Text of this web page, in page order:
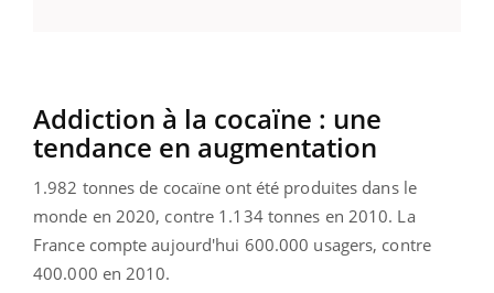
Addiction à la cocaïne : une
tendance en augmentation
1.982 tonnes de cocaïne ont été produites dans le
monde en 2020, contre 1.134 tonnes en 2010. La
France compte aujourd'hui 600.000 usagers, contre
400.000 en 2010.